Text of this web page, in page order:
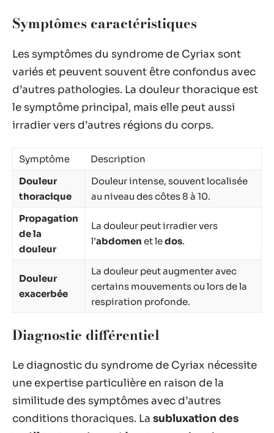
Symptômes caractéristiques
Les symptômes du syndrome de Cyriax sont
variés et peuvent souvent être confondus avec
d’autres pathologies. La douleur thoracique est
le symptôme principal, mais elle peut aussi
irradier vers d’autres régions du corps.
Symptôme
Description
Douleur
thoracique
Douleur intense, souvent localisée
au niveau des côtes 8 à 10.
Propagation
de la
douleur
La douleur peut irradier vers
l’abdomen et ledos.
Douleur
exacerbée
La douleur peut augmenter avec
certains mouvements ou lors de la
respiration profonde.
Diagnostic différentiel
Le diagnostic du syndrome de Cyriax nécessite
une expertise particulière en raison de la
similitude des symptômes avec d’autres
conditions thoraciques. La subluxation des